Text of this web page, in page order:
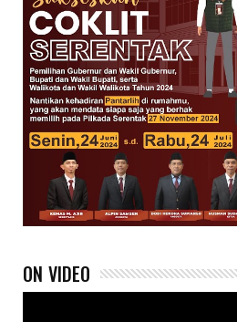
ON VIDEO